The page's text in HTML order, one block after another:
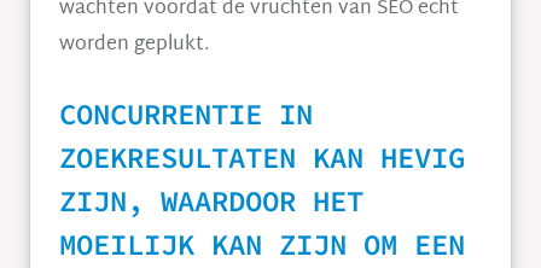
wachten voordat de vruchten van SEO echt
worden geplukt.
CONCURRENTIE IN
ZOEKRESULTATEN KAN HEVIG
ZIJN, WAARDOOR HET
MOEILIJK KAN ZIJN OM EEN